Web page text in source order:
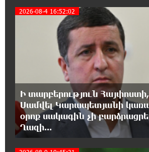
Արամ Վարդևանյանը
ժողովի նախագահի
12:14:52 10-08-2026
ՀՀ ԱԺ «Ուժեղ
ղեկավար Նարեկ
Ազգային ժողովի նախագահի
Վարդևանյանի մասին
12:02:17 10-08-2026
Ucom-ն ընդլայնում է
ռոումինգի
2026-08-4 16:52:02
Ի տարբերություն
Սամվել Կարապետյանի
օրոք սակագին չի
Ղազի...